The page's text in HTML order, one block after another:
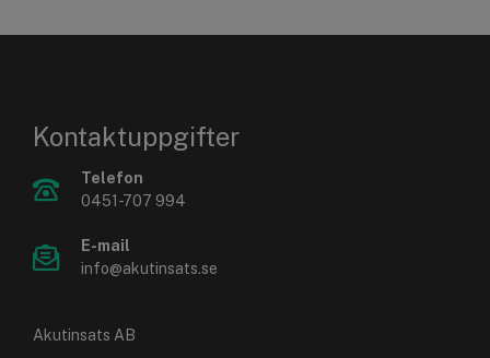
Kontaktuppgifter
Telefon
0451-707 994
E-mail
info@akutinsats.se
Akutinsats AB